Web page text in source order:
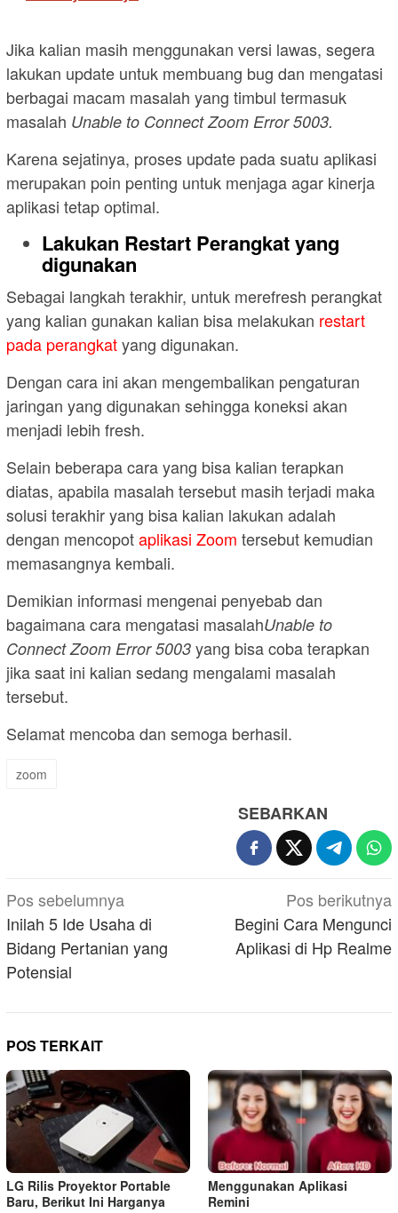
Jika kalian masih menggunakan versi lawas, segera
lakukan update untuk membuang bug dan mengatasi
berbagai macam masalah yang timbul termasuk
masalah Unable to Connect Zoom Error 5003.
Karena sejatinya, proses update pada suatu aplikasi
merupakan poin penting untuk menjaga agar kinerja
aplikasi tetap optimal.
Lakukan Restart Perangkat yang
digunakan
Sebagai langkah terakhir, untuk merefresh perangkat
yang kalian gunakan kalian bisa melakukan restart
pada perangkatyang digunakan.
Dengan cara ini akan mengembalikan pengaturan
jaringan yang digunakan sehingga koneksi akan
menjadi lebih fresh.
Selain beberapa cara yang bisa kalian terapkan
diatas, apabila masalah tersebut masih terjadi maka
solusi terakhir yang bisa kalian lakukan adalah
dengan mencopotaplikasi Zoom tersebut kemudian
memasangnya kembali.
Demikian informasi mengenai penyebab dan
bagaimana cara mengatasi masalahUnable to
Connect Zoom Error 5003 yang bisa coba terapkan
jika saat ini kalian sedang mengalami masalah
tersebut.
Selamat mencoba dan semoga berhasil.
zoom
SEBARKAN
Navigasi
pos
Pos sebelumnya
Inilah 5 Ide Usaha di
Bidang Pertanian yang
Potensial
Pos berikutnya
Begini Cara Mengunci
Aplikasi di Hp Realme
POS TERKAIT
LG Rilis Proyektor Portable
Baru, Berikut Ini Harganya
Menggunakan Aplikasi
Remini